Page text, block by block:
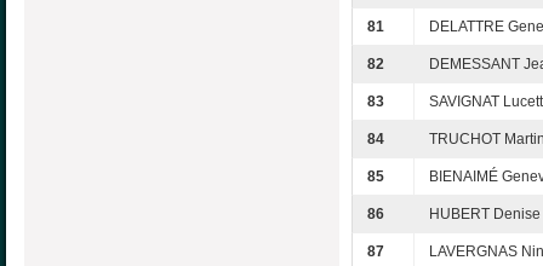
81 DELATTRE
82 DEMESSANT
83 SAVIGNAT
84 TRUCHOT
85 BIENAIMÉ
86 HUBERT Denise
87 LAVERGNAS